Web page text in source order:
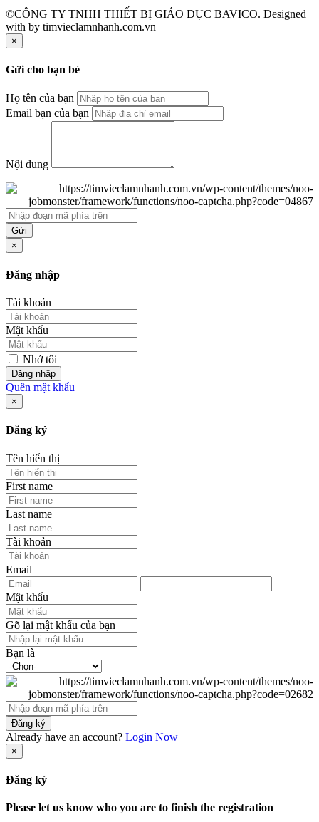
©CÔNG TY TNHH THIẾT BỊ GIÁO DỤC BAVICO. Designed
with by timvieclamnhanh.com.vn
×
Gửi cho bạn bè
Họ tên của bạn
Email bạn của bạn
Nội dung
Gửi
×
Đăng nhập
Tài khoản
Mật khẩu
Nhớ tôi
Đăng nhập
Quên mật khẩu
×
Đăng ký
Tên hiển thị
First name
Last name
Tài khoản
Email
Mật khẩu
Gõ lại mật khẩu của bạn
Bạn là
Đăng ký
Already have an account? Login Now
×
Đăng ký
Please let us know who you are to finish the registration